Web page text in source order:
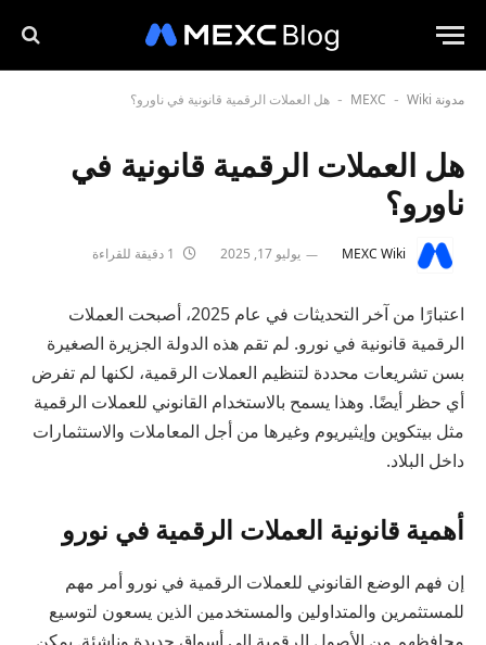
مدونة MEXC - Wiki
- هل العملات الرقمية قانونية في ناورو؟
هل العملات الرقمية قانونية في
ناورو؟
MEXC Wiki يوليو 17, 2025
اعتبارًا من آخر التحديثات في عام 2025، أصبحت العملات
الرقمية قانونية في نورو. لم تقم هذه الدولة الجزيرة الصغيرة
بسن تشريعات محددة لتنظيم العملات الرقمية، لكنها لم تفرض
أي حظر أيضًا. وهذا يسمح بالاستخدام القانوني للعملات الرقمية
مثل بيتكوين وإيثيريوم وغيرها من أجل المعاملات والاستثمارات
داخل البلاد.
أهمية قانونية العملات الرقمية في نورو
إن فهم الوضع القانوني للعملات الرقمية في نورو أمر مهم
للمستثمرين والمتداولين والمستخدمين الذين يسعون لتوسيع